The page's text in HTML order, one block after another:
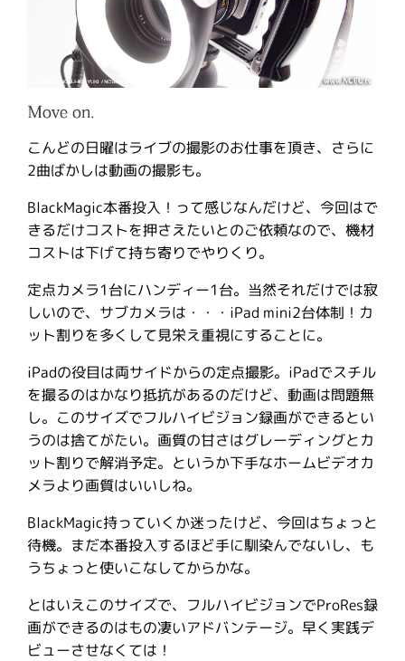
こんどの日曜はライブの撮影のお仕事を頂き、さらに
2曲ばかしは動画の撮影も。
BlackMagic本番投入！って感じなんだけど、今回はで
きるだけコストを押さえたいとのご依頼なので、機材
コストは下げて持ち寄りでやりくり。
定点カメラ1台にハンディー1台。当然それだけでは寂
しいので、サブカメラは・・・iPad mini2台体制！カ
ット割りを多くして見栄え重視にすることに。
iPadの役目は両サイドからの定点撮影。iPadでスチル
を撮るのはかなり抵抗があるのだけど、動画は問題無
し。このサイズでフルハイビジョン録画ができるとい
うのは捨てがたい。画質の甘さはグレーディングとカ
ット割りで解消予定。というか下手なホームビデオカ
メラより画質はいいしね。
BlackMagic持っていくか迷ったけど、今回はちょっと
待機。まだ本番投入するほど手に馴染んでないし、も
うちょっと使いこなしてからかな。
とはいえこのサイズで、フルハイビジョンでProRes録
画ができるのはもの凄いアドバンテージ。早く実践デ
ビューさせなくては！